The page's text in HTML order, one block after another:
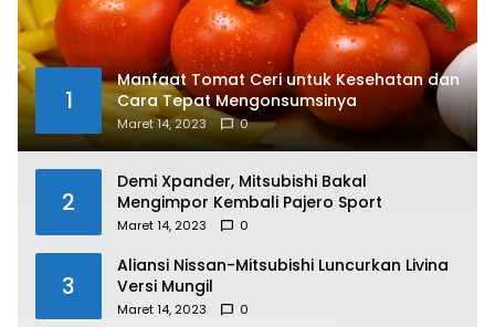
1
Manfaat Tomat Ceri untuk Kesehatan dan
Cara Tepat Mengonsumsinya
Maret 14, 2023 0
2
Demi Xpander, Mitsubishi Bakal
Mengimpor Kembali Pajero Sport
Maret 14, 2023 0
3
Aliansi Nissan-Mitsubishi Luncurkan Livina
Versi Mungil
Maret 14, 2023 0